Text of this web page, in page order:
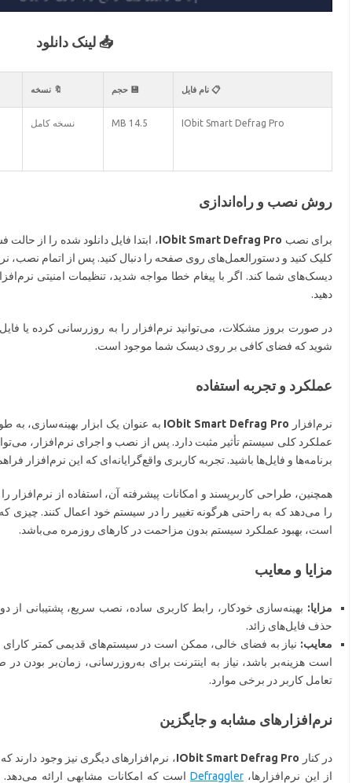
📥 لینک دانلود
📋 نام فایل 💾 حجم 🔖 نسخه
IObit Smart Defrag Pro
14.5 MB نسخه کامل
روش نصب و راه‌اندازی
برای نصب IObit Smart Defrag Pro، ابتدا فایل دانلود شده را از
کلیک کنید و دستورالعمل‌های روی صفحه را دنبال کنید. پس از اتمام نصب،
دیسک‌های شما کند. اگر با پیغام خطا مواجه شدید، تنظیمات امنیتی
دهید.
در صورت بروز مشکلات، می‌توانید نرم‌افزار را به روزرسانی کرده یا
شوید که فضای کافی بر روی دیسک شما موجود است.
عملکرد و تجربه استفاده
نرم‌افزار IObit Smart Defrag Pro به عنوان یک ابزار بهینه‌سازی،
عملکرد کلی سیستم تأثیر مثبت دارد. پس از نصب و اجرای نرم‌افزار،
برنامه‌ها و فایل‌ها باشید. تجربه کاربری واقع‌گرایانه‌ای که این نرم‌افزار
همچنین، طراحی کاربرپسند و امکانات پیشرفته آن، استفاده از نرم‌افزار
را می‌دهد که به راحتی هرگونه تغییر را در سیستم خود اعمال کنند. چیزی
است، بهبود عملکرد سیستم بدون مزاحمت در کارهای روزمره می‌باشد.
مزایا و معایب
مزایا: بهینه‌سازی خودکار، رابط کاربری ساده، نصب سریع، پشتیبانی از
حذف فایل‌های زائد.
معایب: نیاز به فضای خالی، ممکن است در سیستم‌های قدیمی کمتر
است هزینه‌بر باشد، نیاز به اینترنت برای به‌روزرسانی، زمان‌بر بودن در
تعامل کاربر در برخی موارد.
نرم‌افزارهای مشابه و جایگزین
در کنار IObit Smart Defrag Pro، نرم‌افزارهای دیگری نیز وجود
از این نرم‌افزارها، Defragglerاست که امکانات مشابهی ارائه می‌دهد.